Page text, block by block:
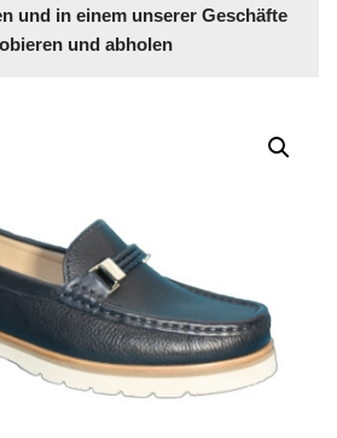
und in einem unserer Geschäfte
und abholen